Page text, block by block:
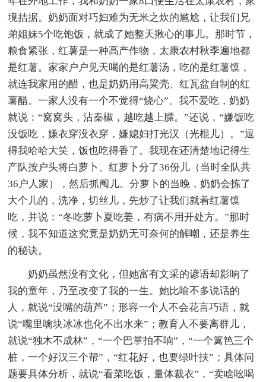
境拮据。奶奶面对巧妇难为无米之炊的尴尬，让我们兄
弟姐妹5个吃饱饭，就成了她整天揪心的事儿。那时节，
粮食紧张，红薯是一种高产作物，太康农村秋季遍地都
是红薯。家家户户见天喝的是红薯汤，吃的是红薯馍，
就连我家用的醋，也是奶奶用高粱壳、红瓦盆自制的红
薯醋。一家人没有一个不觉得“烧心”。我不爱吃，奶奶
就说：“窝窝头，沾秦椒，越吃越上膘。”还说，“嫌饭吃
没饭吃，嫌衣穿没衣穿，嫌媳妇打光汉（光棍儿）。”逗
得我哈哈大笑，饭也吃得香了。我现在还清楚地记得生
产队按户头将白萝卜、红萝卜分了36份儿（当时全队共
36户人家），然后抓阄儿。分萝卜的当晚，奶奶会拣了
大个儿的，洗净，切丝儿，先炒了让我们就着红薯馍
吃，并说：“冬吃萝卜夏吃姜，有病不用开处方。”那时
候，我不知道这究竟是奶奶无可奈何的解嘲，还是养生
的秘诀。
奶奶虽然没有文化，但她富有文采的谚语却影响了
我的童年，乃至改变了我的一生。她比喻不多说话的
人，就说“没嘴的葫芦”；形容一个人不会花言巧语，就
说“嘴里噙块冰冰也化不出水来”；教育人不要离群儿，
就说“独木不成林”，“一个巴掌拍不响”，“一个篱笆三个
桩，一个好汉三个帮”，“红花好，也要绿叶扶”；具体问
题要具体分析，就说“看菜吃饭，量体裁衣”，“卖啥吆喝